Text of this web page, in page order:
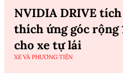
NVIDIA DRIVE
thích ứng góc rộng
cho xe tự lái
XE VÀ PHƯƠNG TIỆN